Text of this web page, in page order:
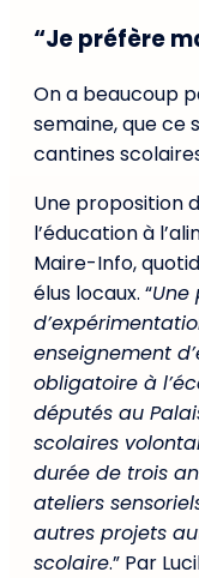
“Je préfère
On a beaucoup
semaine, que ce
cantines
Une proposition
l’éducation à
Maire-Info,
élus locaux. “Une
enseignement
obligatoire à
députés au
scolaires
durée de trois
ateliers
autres projets
scolaire.” Par